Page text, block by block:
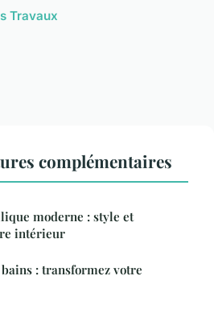
Travaux
complémentaires
moderne : style et
intérieur
: transformez votre